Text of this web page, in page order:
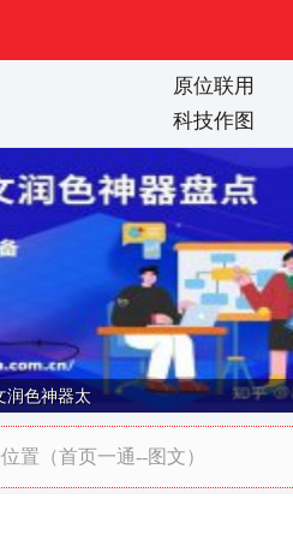
原位联用
科技作图
润色神器太
置（首页一通--图文）